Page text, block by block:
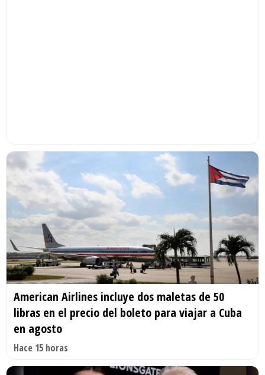
American Airlines incluye dos maletas de 50
libras en el precio del boleto para viajar a Cuba
en agosto
Hace 15 horas